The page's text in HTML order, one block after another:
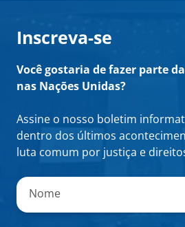
Inscreva-se
Você gostaria de fazer parte
nas Nações Unidas?
Assine o nosso boletim
dentro dos últimos
luta comum por justiça e
" *"
indica
campos
Nome